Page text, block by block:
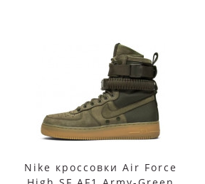
Nike кроссовки Air Force